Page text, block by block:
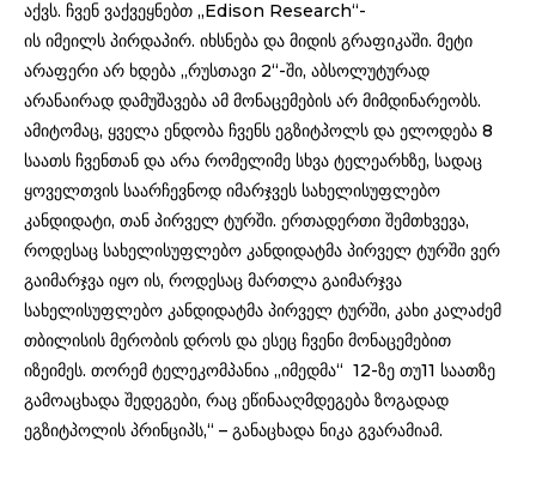
აქვს. ჩვენ ვაქვეყნებთ „Edison Research“-
ის იმეილს პირდაპირ. იხსნება და მიდის გრაფიკაში. მეტი
არაფერი არ ხდება „რუსთავი 2“-ში, აბსოლუტურად
არანაირად დამუშავება ამ მონაცემების არ მიმდინარეობს.
ამიტომაც, ყველა ენდობა ჩვენს ეგზიტპოლს და ელოდება 8
საათს ჩვენთან და არა რომელიმე სხვა ტელეარხზე, სადაც
ყოველთვის საარჩევნოდ იმარჯვეს სახელისუფლებო
კანდიდატი, თან პირველ ტურში. ერთადერთი შემთხვევა,
როდესაც სახელისუფლებო კანდიდატმა პირველ ტურში ვერ
გაიმარჯვა იყო ის, როდესაც მართლა გაიმარჯვა
სახელისუფლებო კანდიდატმა პირველ ტურში, კახი კალაძემ
თბილისის მერობის დროს და ესეც ჩვენი მონაცემებით
იზეიმეს. თორემ ტელეკომპანია „იმედმა“ 12-ზე თუ11 საათზე
გამოაცხადა შედეგები, რაც ეწინააღმდეგება ზოგადად
ეგზიტპოლის პრინციპს,“ – განაცხადა ნიკა გვარამიამ.